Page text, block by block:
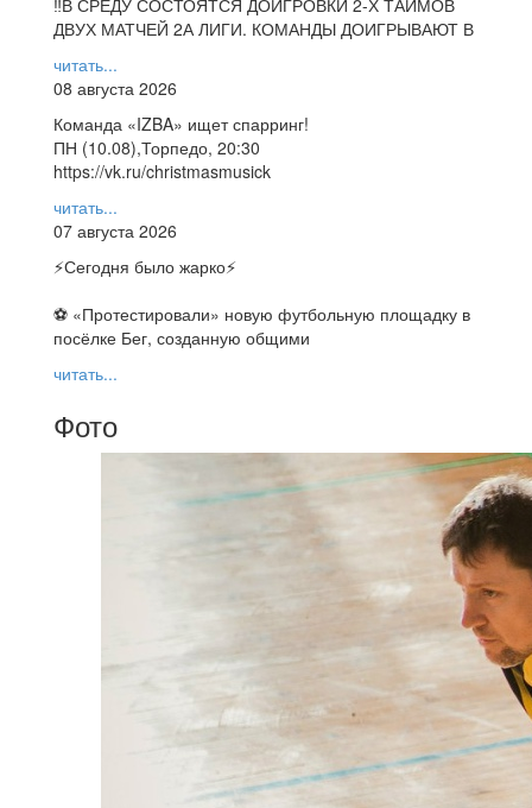
ДВУХ МАТЧЕЙ 2А ЛИГИ. КОМАНДЫ ДОИГРЫВАЮТ В
читать...
08 августа 2026
Команда «IZBA» ищет спарринг!
ПН (10.08),Торпедо, 20:30
https://vk.ru/christmasmusick
читать...
07 августа 2026
⚡️Сегодня было жарко⚡️
⚽ ️«Протестировали» новую футбольную площадку в
посёлке Бег, созданную общими
читать...
Фото